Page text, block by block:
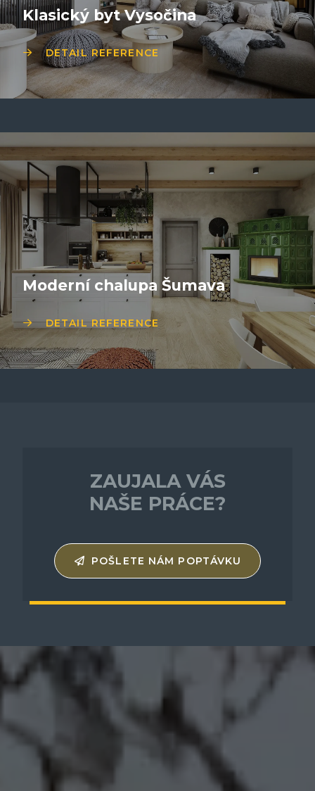
Klasický byt Vysočina
DETAIL REFERENCE
Moderní chalupa Šumava
DETAIL REFERENCE
ZAUJALA VÁS
NAŠE PRÁCE?
POŠLETE NÁM POPTÁVKU